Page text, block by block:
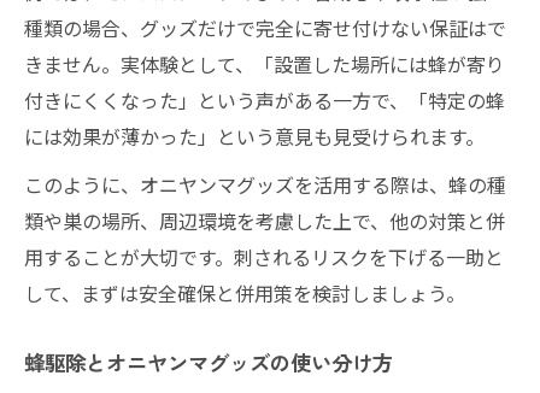
種類の場合、グッズだけで完全に寄せ付けない保証はで
きません。実体験として、「設置した場所には蜂が寄り
付きにくくなった」という声がある一方で、「特定の蜂
には効果が薄かった」という意見も見受けられます。
このように、オニヤンマグッズを活用する際は、蜂の種
類や巣の場所、周辺環境を考慮した上で、他の対策と併
用することが大切です。刺されるリスクを下げる一助と
して、まずは安全確保と併用策を検討しましょう。
蜂駆除とオニヤンマグッズの使い分け方